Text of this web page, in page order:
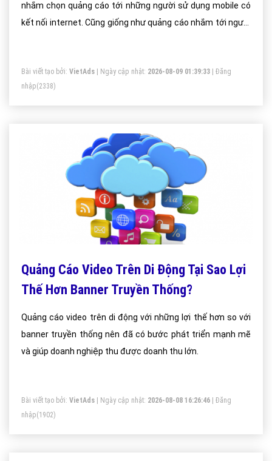
nhắm chọn quảng cáo tới những người sử dụng mobile có
kết nối internet. Cũng giống như quảng cáo nhắm tới người
Bài viết tạo bởi: VietAds | Ngày cập nhật: 2026-08-09 01:39:33
Đăng
nhập(2338)
Quảng Cáo Video Trên Di Động Tại Sao Lợi
Thế Hơn Banner Truyền Thống?
Quảng cáo video trên di động với những lợi thế hơn so với
banner truyền thống nên đã có bước phát triển mạnh mẽ
và giúp doanh nghiệp thu được doanh thu lớn.
Bài viết tạo bởi: VietAds | Ngày cập nhật: 2026-08-08 16:26:46
Đăng
nhập(1902)